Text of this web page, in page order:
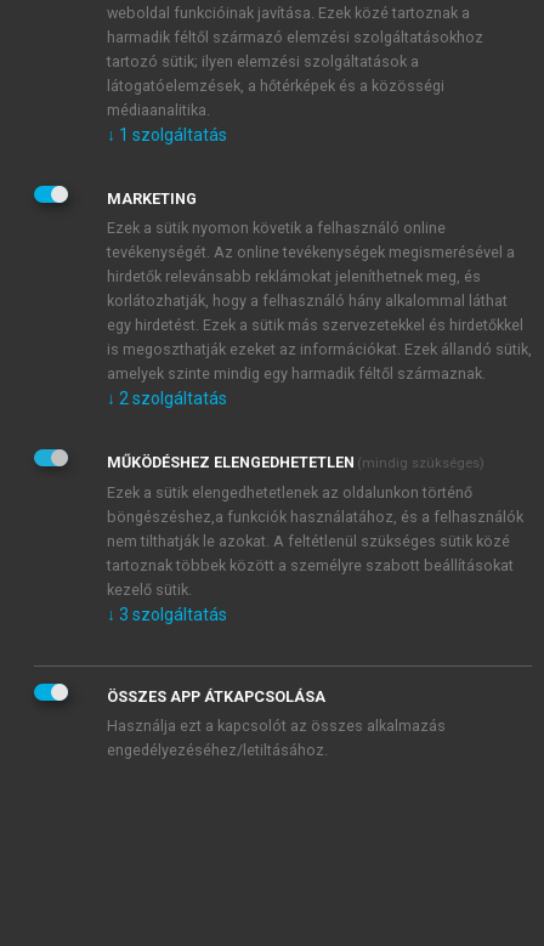
E-MAIL-CÍM
JELSZÓ
JELSZÓ ÚJRA
Kérek értesítést a MeRSZ újdonságairól, akcióiról.
Kérek értesítést az Akadémiai Kiadó Zrt. újdonságairól,
Adatkezelési tájékoztatóbanfoglaltakat tudomásul
veszem és elfogadom.
Általános vásárlási feltételeket, valamint a szotar.netés a
mersz.huoldalak licencszerződéseiben foglaltakat
tudomásul veszem és elfogadom.
KIPRÓBÁLOM
weboldal funkcióinak javítása. Ezek közé tartoznak a
harmadik féltől származó elemzési szolgáltatásokhoz
tartozó sütik; ilyen elemzési szolgáltatások a
látogatóelemzések, a hőtérképek és a közösségi
médiaanalitika.
↓ 1 szolgáltatás
MARKETING
Ezek a sütik nyomon követik a felhasználó online
tevékenységét. Az online tevékenységek megismerésével a
hirdetők relevánsabb reklámokat jeleníthetnek meg, és
korlátozhatják, hogy a felhasználó hány alkalommal láthat
egy hirdetést. Ezek a sütik más szervezetekkel és hirdetőkkel
is megoszthatják ezeket az információkat. Ezek állandó sütik,
amelyek szinte mindig egy harmadik féltől származnak.
↓ 2 szolgáltatás
MŰKÖDÉSHEZ ELENGEDHETETLEN (mindig szükséges)
Ezek a sütik elengedhetetlenek az oldalunkon történő
böngészéshez,a funkciók használatához, és a felhasználók
nem tilthatják le azokat. A feltétlenül szükséges sütik közé
tartoznak többek között a személyre szabott beállításokat
kezelő sütik.
↓ 3 szolgáltatás
ÖSSZES APP ÁTKAPCSOLÁSA
Használja ezt a kapcsolót az összes alkalmazás
engedélyezéséhez/letiltásához.